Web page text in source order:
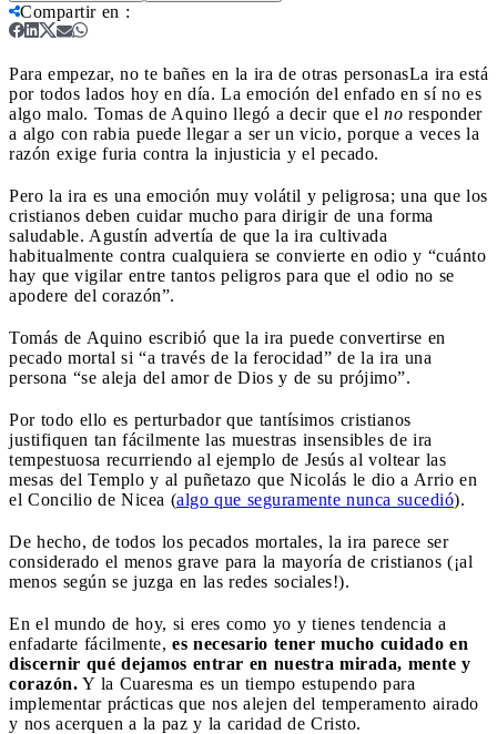
Compartir en :
Para empezar, no te bañes en la ira de otras personasLa ira está
por todos lados hoy en día. La emoción del enfado en sí no es
algo malo. Tomas de Aquino llegó a decir que el no responder
a algo con rabia puede llegar a ser un vicio, porque a veces la
razón exige furia contra la injusticia y el pecado.
Pero la ira es una emoción muy volátil y peligrosa; una que los
cristianos deben cuidar mucho para dirigir de una forma
saludable. Agustín advertía de que la ira cultivada
habitualmente contra cualquiera se convierte en odio y “cuánto
hay que vigilar entre tantos peligros para que el odio no se
apodere del corazón”.
Tomás de Aquino escribió que la ira puede convertirse en
pecado mortal si “a través de la ferocidad” de la ira una
persona “se aleja del amor de Dios y de su prójimo”.
Por todo ello es perturbador que tantísimos cristianos
justifiquen tan fácilmente las muestras insensibles de ira
tempestuosa recurriendo al ejemplo de Jesús al voltear las
mesas del Templo y al puñetazo que Nicolás le dio a Arrio en
el Concilio de Nicea (algo que seguramente nunca sucedió).
De hecho, de todos los pecados mortales, la ira parece ser
considerado el menos grave para la mayoría de cristianos (¡al
menos según se juzga en las redes sociales!).
En el mundo de hoy, si eres como yo y tienes tendencia a
enfadarte fácilmente, es necesario tener mucho cuidado en
discernir qué dejamos entrar en nuestra mirada, mente y
corazón. Y la Cuaresma es un tiempo estupendo para
implementar prácticas que nos alejen del temperamento airado
y nos acerquen a la paz y la caridad de Cristo.